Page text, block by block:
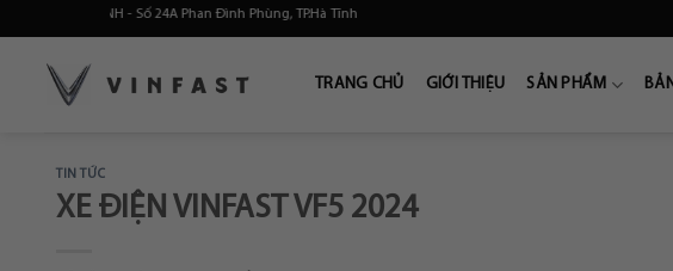
đến
Số 24A Phan Đình Phùng, TP.Hà Tĩnh
TRANG CHỦ GIỚI THIỆU SẢN PHẨM
TIN TỨC
XE ĐIỆN VINFAST VF5 2024